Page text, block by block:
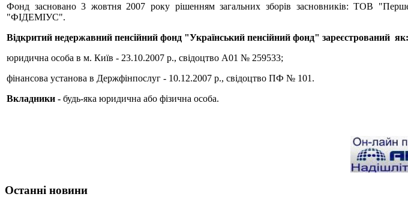
Фонд засновано 3 жовтня 2007 року рішенням загальних зборів засновників: ТОВ
"ФІДЕМІУС".
Відкритий недержавний пенсійний фонд "Український пенсійний фонд" зареєстрований як:
юридична особа в м. Київ - 23.10.2007 р., свідоцтво А01 № 259533;
фінансова установа в Держфінпослуг - 10.12.2007 р., свідоцтво ПФ № 101.
Вкладники - будь-яка юридична або фізична особа.
Останні новини